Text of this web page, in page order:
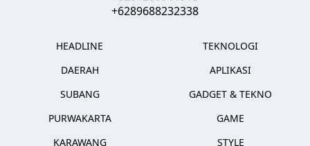
+6289688232338
HEADLINE
DAERAH
SUBANG
PURWAKARTA
KARAWANG
TEKNOLOGI
APLIKASI
GADGET & TEKNO
GAME
STYLE